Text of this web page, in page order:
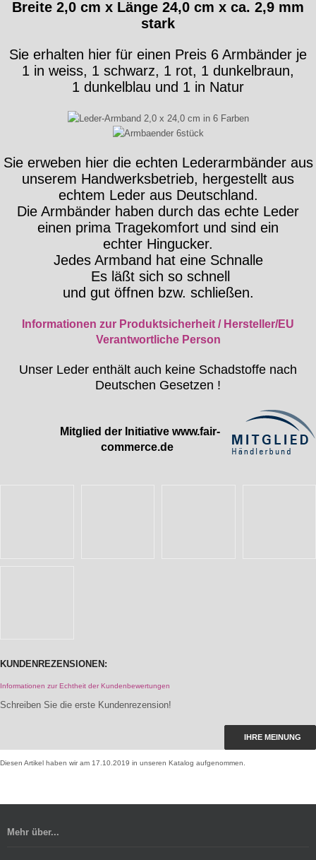
Breite 2,0 cm x Länge 24,0 cm x ca. 2,9 mm
stark
Sie erhalten hier für einen Preis 6 Armbänder je
1 in weiss, 1 schwarz, 1 rot, 1 dunkelbraun,
1 dunkelblau und 1 in Natur
Sie erweben hier die echten Lederarmbänder aus
unserem Handwerksbetrieb, hergestellt aus
echtem Leder aus Deutschland.
Die Armbänder haben durch das echte Leder
einen prima Tragekomfort und sind ein
echter Hingucker.
Jedes Armband hat eine Schnalle
Es läßt sich so schnell
und gut öffnen bzw. schließen.
Informationen zur Produktsicherheit / Hersteller/EU
Verantwortliche Person
Unser Leder enthält auch keine Schadstoffe nach
Deutschen Gesetzen !
Mitglied der Initiative www.fair-
commerce.de
KUNDENREZENSIONEN:
Informationen zur Echtheit der Kundenbewertungen
Schreiben Sie die erste Kundenrezension!
IHRE MEINUNG
Diesen Artikel haben wir am 17.10.2019 in unseren Katalog aufgenommen.
Mehr über...